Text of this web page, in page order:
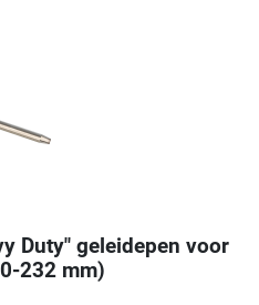
Duty" geleidepen voor
232 mm)